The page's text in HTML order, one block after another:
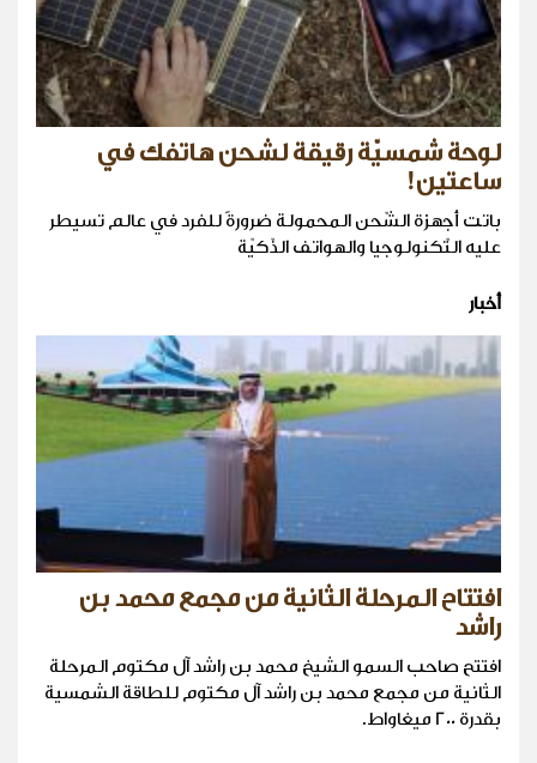
لوحة شمسيّة رقيقة لشحن هاتفك في
ساعتين!
باتت أجهزة الشّحن المحمولة ضرورةً للفرد في عالم تسيطر
عليه التّكنولوجيا والهواتف الذّكيّة
أخبار
افتتاح المرحلة الثانية من مجمع محمد بن
راشد
افتتح صاحب السمو الشيخ محمد بن راشد آل مكتوم المرحلة
الثانية من مجمع محمد بن راشد آل مكتوم للطاقة الشمسية
بقدرة 200 ميغاواط.